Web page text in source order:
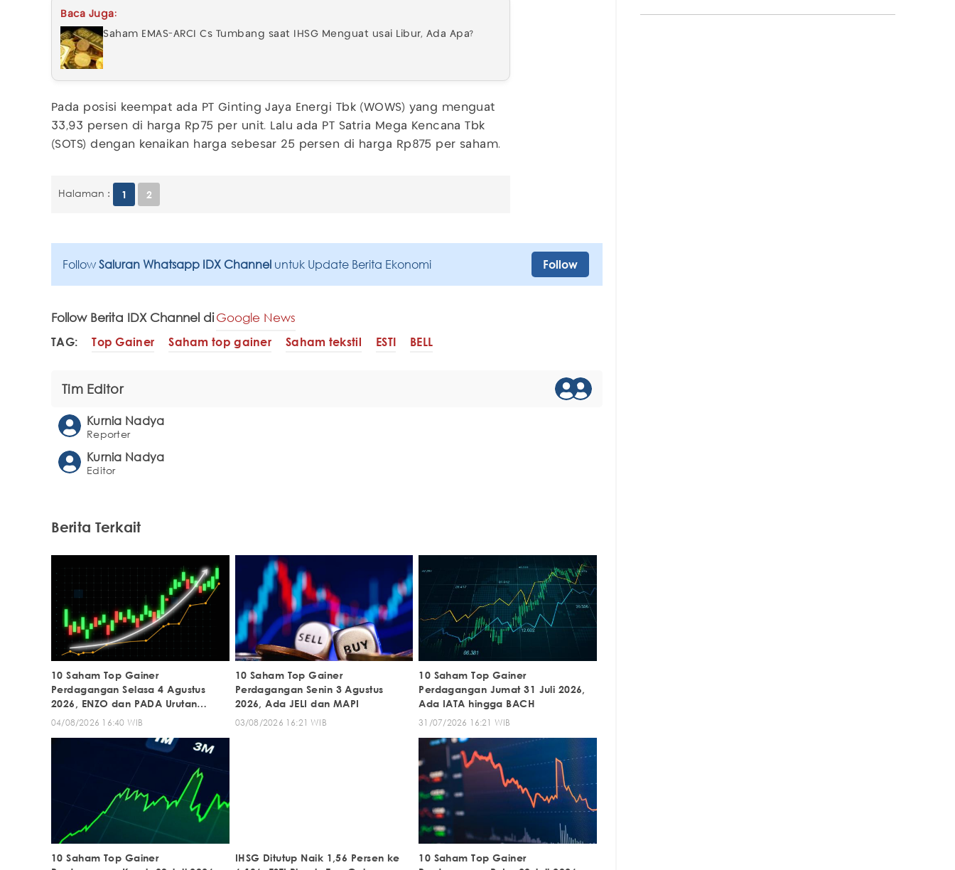
Baca Juga:
Saham EMAS-ARCI Cs Tumbang saat IHSG Menguat usai Libur, Ada Apa?
Pada posisi keempat ada PT Ginting Jaya Energi Tbk (WOWS) yang menguat
33,93 persen di harga Rp75 per unit. Lalu ada PT Satria Mega Kencana Tbk
(SOTS) dengan kenaikan harga sebesar 25 persen di harga Rp875 per saham.
Halaman : 1 2
Follow Saluran Whatsapp IDX Channel untuk Update Berita Ekonomi Follow
Follow Berita IDX Channel diGoogle News
TAG: Top Gainer Saham top gainer Saham tekstil ESTI BELL
Tim Editor
Kurnia Nadya
Reporter
Kurnia Nadya
Editor
Berita Terkait
10 Saham Top Gainer
Perdagangan Selasa 4 Agustus
2026, ENZO dan PADA Urutan
Teratas
04/08/2026 16:40 WIB
10 Saham Top Gainer
Perdagangan Senin 3 Agustus
2026, Ada JELI dan MAPI
03/08/2026 16:21 WIB
10 Saham Top Gainer
Perdagangan Jumat 31 Juli 2026,
Ada IATA hingga BACH
31/07/2026 16:21 WIB
10 Saham Top Gainer
IHSG Ditutup Naik 1,56 Persen ke
10 Saham Top Gainer